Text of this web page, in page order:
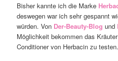
Bisher kannte ich die Marke
deswegen war ich sehr gespannt
würden. Von Der-Beauty-Blog und
Möglichkeit bekommen das
Conditioner von Herbacin zu testen.